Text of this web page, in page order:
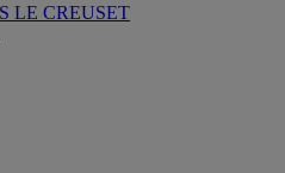
LE CREUSET